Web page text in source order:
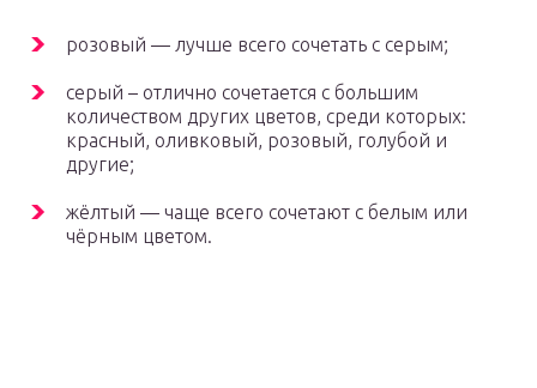
розовый — лучше всего сочетать с серым;
серый – отлично сочетается с большим
количеством других цветов, среди которых:
красный, оливковый, розовый, голубой и
другие;
жёлтый — чаще всего сочетают с белым или
чёрным цветом.